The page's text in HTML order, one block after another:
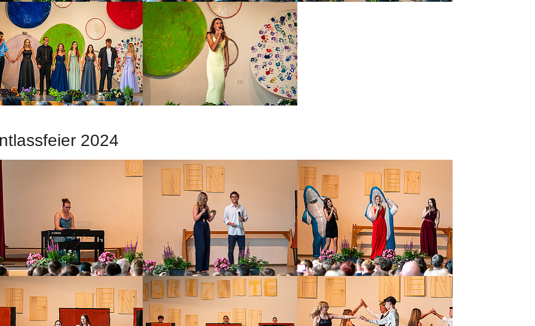
2024
larger version Show larger version Show larger version
larger version Show larger version Show larger version